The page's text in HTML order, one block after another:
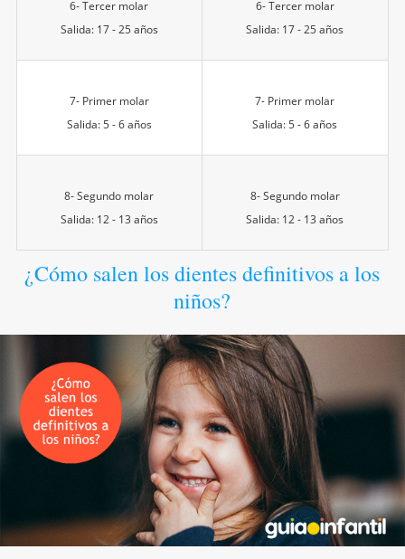
6- Tercer molar
Salida: 17 - 25 años
6- Tercer molar
Salida: 17 - 25 años
7- Primer molar
Salida: 5 - 6 años
7- Primer molar
Salida: 5 - 6 años
8- Segundo molar
Salida: 12 - 13 años
8- Segundo molar
Salida: 12 - 13 años
¿Cómo salen los dientes definitivos a los
niños?